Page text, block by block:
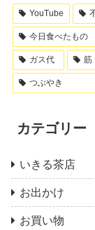
YouTube
今日食べたもの
ガス代 筋
つぶやき
カテゴリー
いきる茶店
お出かけ
お買い物